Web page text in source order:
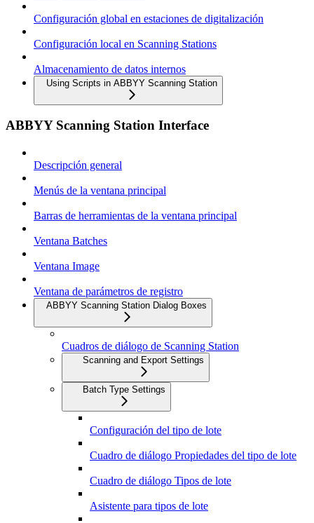
Configuración global en estaciones de digitalización
Configuración local en Scanning Stations
Almacenamiento de datos internos
Using Scripts in ABBYY Scanning Station
ABBYY Scanning Station Interface
Descripción general
Menús de la ventana principal
Barras de herramientas de la ventana principal
Ventana Batches
Ventana Image
Ventana de parámetros de registro
ABBYY Scanning Station Dialog Boxes
Cuadros de diálogo de Scanning Station
Scanning and Export Settings
Batch Type Settings
Configuración del tipo de lote
Cuadro de diálogo Propiedades del tipo de lote
Cuadro de diálogo Tipos de lote
Asistente para tipos de lote